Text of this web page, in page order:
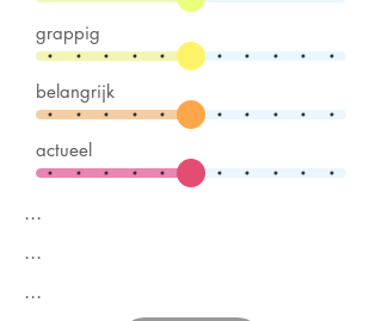
grappig
belangrijk
actueel
...
...
...